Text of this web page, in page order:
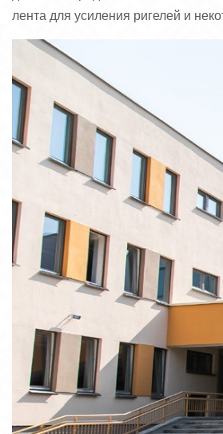
лента для усиления ригелей и